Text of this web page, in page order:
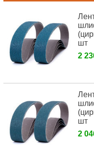
шт
2
шт
2